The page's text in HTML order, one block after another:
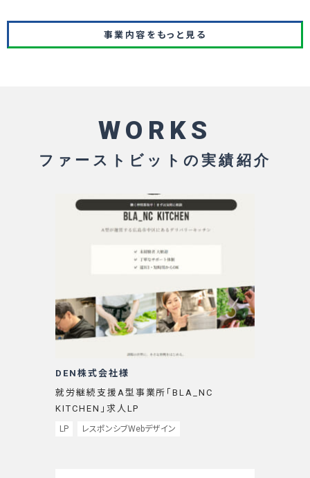
事業内容をもっと見る
WORKS
ファーストビットの実績紹介
DEN株式会社様
就労継続支援A型事業所「BLA_NC
KITCHEN」求人LP
LP レスポンシブWebデザイン